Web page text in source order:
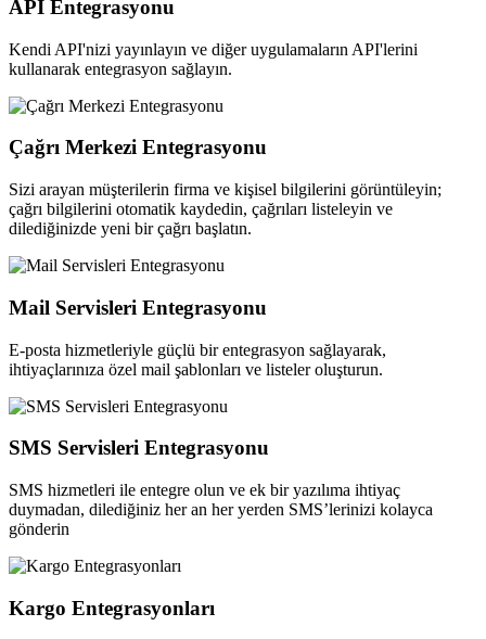
APİ Entegrasyonu
Kendi API'nizi yayınlayın ve diğer uygulamaların API'lerini
kullanarak entegrasyon sağlayın.
Çağrı Merkezi Entegrasyonu
Sizi arayan müşterilerin firma ve kişisel bilgilerini görüntüleyin;
çağrı bilgilerini otomatik kaydedin, çağrıları listeleyin ve
dilediğinizde yeni bir çağrı başlatın.
Mail Servisleri Entegrasyonu
E-posta hizmetleriyle güçlü bir entegrasyon sağlayarak,
ihtiyaçlarınıza özel mail şablonları ve listeler oluşturun.
SMS Servisleri Entegrasyonu
SMS hizmetleri ile entegre olun ve ek bir yazılıma ihtiyaç
duymadan, dilediğiniz her an her yerden SMS’lerinizi kolayca
gönderin
Kargo Entegrasyonları